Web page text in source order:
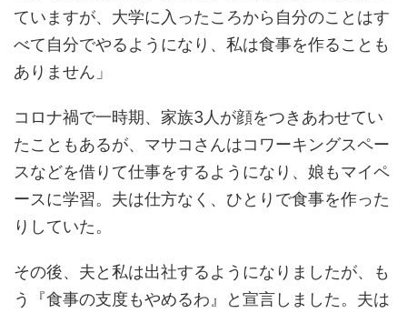
ていますが、大学に入ったころから自分のことはす
べて自分でやるようになり、私は食事を作ることも
ありません」
コロナ禍で一時期、家族3人が顔をつきあわせてい
たこともあるが、マサコさんはコワーキングスペー
スなどを借りて仕事をするようになり、娘もマイペ
ースに学習。夫は仕方なく、ひとりで食事を作った
りしていた。
その後、夫と私は出社するようになりましたが、も
う『食事の支度もやめるわ』と宣言しました。夫は